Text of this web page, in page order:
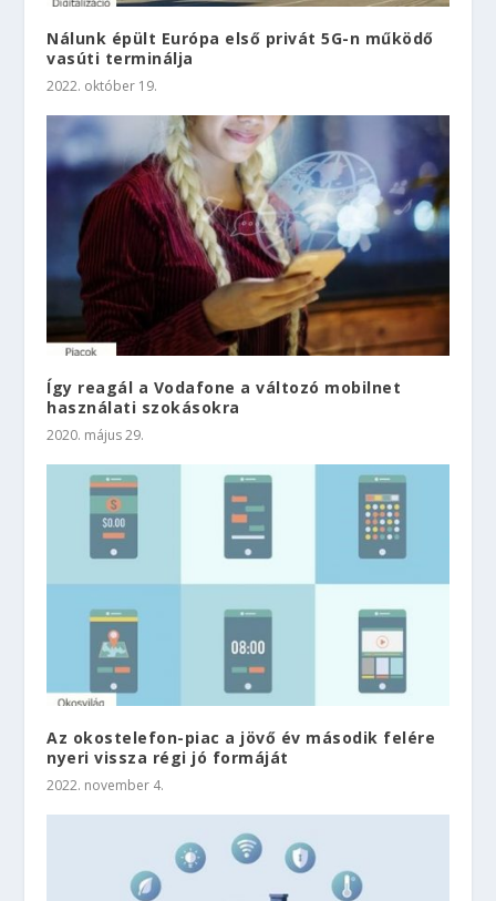
Nálunk épült Európa első privát 5G-n működő
vasúti terminálja
2022. október 19.
Így reagál a Vodafone a változó mobilnet
használati szokásokra
2020. május 29.
Az okostelefon-piac a jövő év második felére
nyeri vissza régi jó formáját
2022. november 4.